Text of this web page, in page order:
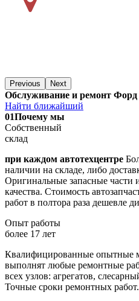
Previous Next
Обслуживание и ремонт
Найти ближайший
01Почему мы
Собственный
склад
при каждом автотехцентре
наличии на складе, либо
Оригинальные запасные части
качества. Стоимость
работ в полтора раза дешевле
Опыт работы
более 17 лет
Квалифицированные опытные
выполнят любые ремонтные
всех узлов: агрегатов,
Точные сроки ремонтных работ.